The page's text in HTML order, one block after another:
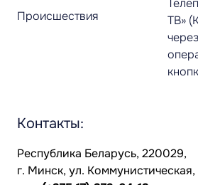
Происшествия
ТВ»
Контакты:
Республика Беларусь, 220029,
г. Минск, ул. Коммунистическая,